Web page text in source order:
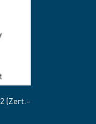
(Zert.-